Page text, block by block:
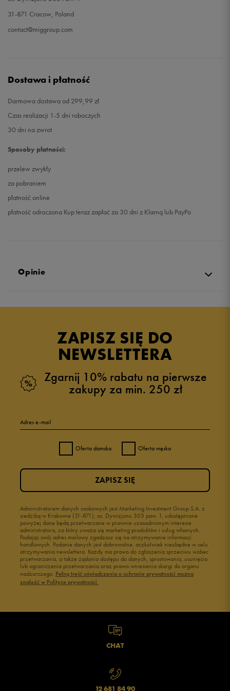
31-871 Cracow, Poland
contact@miggroup.com
Dostawa i płatność
Darmowa dostawa od 299,99 zł
Czas realizacji 1-5 dni roboczych
30 dni na zwrot
Sposoby płatności:
przelew zwykły
za pobraniem
płatność online
płatność odroczona Kup teraz zapłać za 30 dni z Klarną lub PayPo
Opinie
ZAPISZ SIĘ DO
NEWSLETTERA
Zgarnij 10% rabatu na pierwsze
zakupy za min. 250 zł
Adres e-mail
Oferta damska Oferta męska
Administratorem danych osobowych jest Marketing Investment Group S.A. z
siedzibą w Krakowie (31-871), os. Dywizjonu 303 paw. 1, udostępnione
powyżej dane będą przetwarzane w prawnie uzasadnionym interesie
administratora, za który uważa się marketing produktów i usług własnych.
Podając swój adres mailowy zgadzasz się na otrzymywanie informacji
handlowych. Podanie danych jest dobrowolne, aczkolwiek niezbędne w celu
otrzymywania newslettera. Każdy ma prawo do zgłoszenia sprzeciwu wobec
przetwarzania, a także żądania dostępu do danych, sprostowania, usunięcia
lub ograniczenia przetwarzania oraz prawo wniesienia skargi do organu
nadzorczego. Pełną treść oświadczenia o ochronie prywatności można
znaleźć w Polityce prywatności.
ZAPISZ SIĘ
CHAT
12 681 84 90